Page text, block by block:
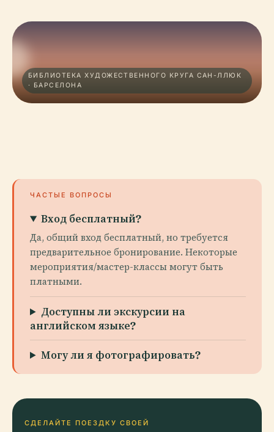
БИБЛИОТЕКА ХУДОЖЕСТВЕННОГО КРУГА САН-ЛЛЮК
· БАРСЕЛОНА
ЧАСТЫЕ ВОПРОСЫ
Вход бесплатный?
Да, общий вход бесплатный, но требуется
предварительное бронирование. Некоторые
мероприятия/мастер-классы могут быть
платными.
Доступны ли экскурсии на
английском языке?
Могу ли я фотографировать?
СДЕЛАЙТЕ ПОЕЗДКУ СВОЕЙ